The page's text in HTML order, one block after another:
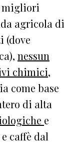
migliori
agricola di
(dove
nessun
chimici,
come base
di alta
e
caffè dal